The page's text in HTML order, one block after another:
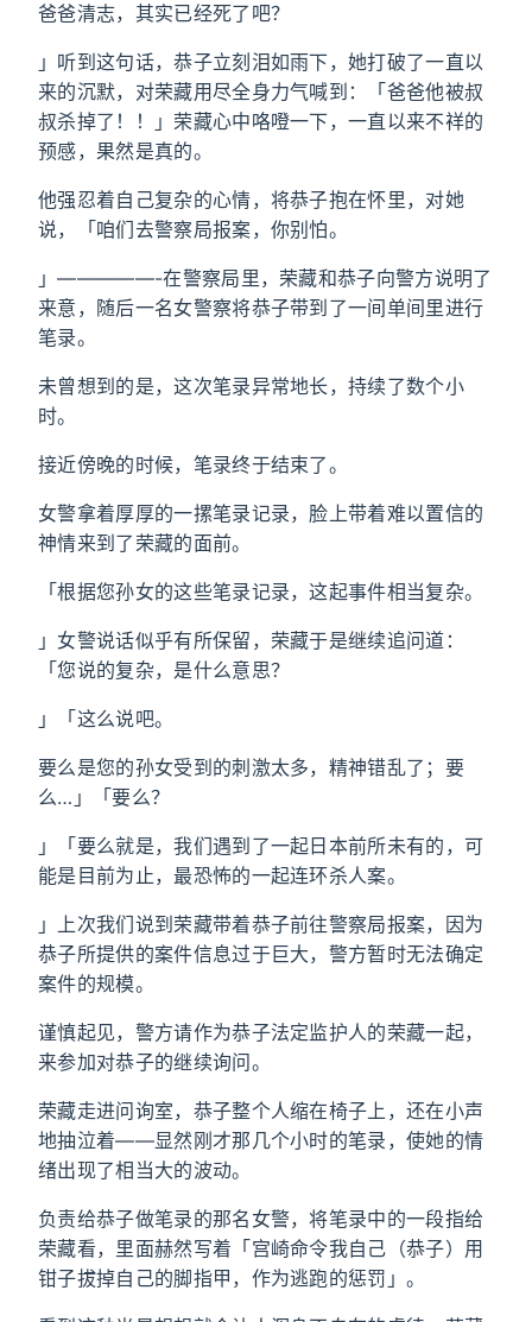
爸爸清志，其实已经死了吧？
」听到这句话，恭子立刻泪如雨下，她打破了一直以
来的沉默，对荣藏用尽全身力气喊到：「爸爸他被叔
叔杀掉了！！」荣藏心中咯噔一下，一直以来不祥的
预感，果然是真的。
他强忍着自己复杂的心情，将恭子抱在怀里，对她
说，「咱们去警察局报案，你别怕。
」—————-在警察局里，荣藏和恭子向警方说明了
来意，随后一名女警察将恭子带到了一间单间里进行
笔录。
未曾想到的是，这次笔录异常地长，持续了数个小
时。
接近傍晚的时候，笔录终于结束了。
女警拿着厚厚的一摞笔录记录，脸上带着难以置信的
神情来到了荣藏的面前。
「根据您孙女的这些笔录记录，这起事件相当复杂。
」女警说话似乎有所保留，荣藏于是继续追问道：
「您说的复杂，是什么意思？
」「这么说吧。
要么是您的孙女受到的刺激太多，精神错乱了；要
么…」「要么？
」「要么就是，我们遇到了一起日本前所未有的，可
能是目前为止，最恐怖的一起连环杀人案。
」上次我们说到荣藏带着恭子前往警察局报案，因为
恭子所提供的案件信息过于巨大，警方暂时无法确定
案件的规模。
谨慎起见，警方请作为恭子法定监护人的荣藏一起，
来参加对恭子的继续询问。
荣藏走进问询室，恭子整个人缩在椅子上，还在小声
地抽泣着——显然刚才那几个小时的笔录，使她的情
绪出现了相当大的波动。
负责给恭子做笔录的那名女警，将笔录中的一段指给
荣藏看，里面赫然写着「宫崎命令我自己（恭子）用
钳子拔掉自己的脚指甲，作为逃跑的惩罚」。